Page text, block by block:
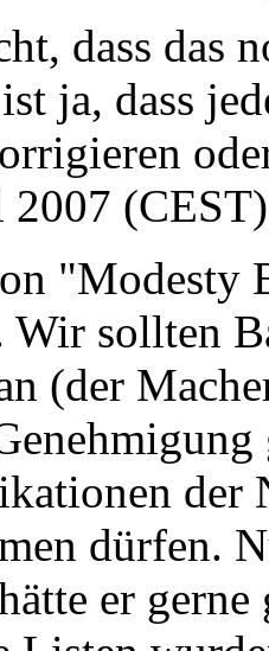
dass das
ja, dass
2007 (CEST)
"Modesty
Wir sollten
(der
der
dürfen.
er